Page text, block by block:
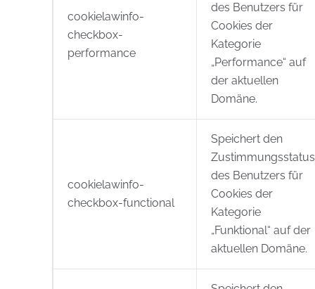
cookielawinfo-
checkbox-
performance
des Benutzers für
Cookies der
Kategorie
„Performance“ auf
der aktuellen
Domäne.
cookielawinfo-
checkbox-functional
Speichert den
Zustimmungsstatus
des Benutzers für
Cookies der
Kategorie
„Funktional“ auf der
aktuellen Domäne.